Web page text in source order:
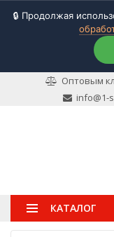
🔒 Продолжая
Оптовым
info@1-
КАТАЛОГ